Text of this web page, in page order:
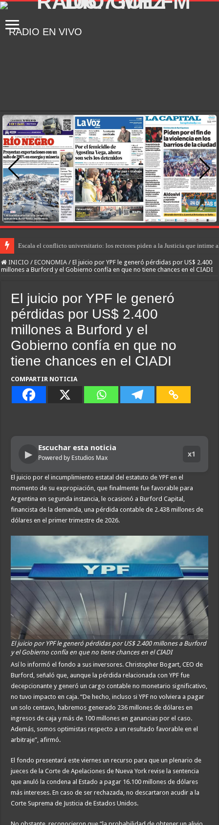
RADIO EN VIVO
Escala el conflicto universitario: los rectores piden a la Justicia que intime
INICIO / ECONOMIA / El juicio por YPF le generó pérdidas por US$ 2.400
millones a Burford y el Gobierno confía en que no tiene chances en el CIADI
El juicio por YPF le generó
pérdidas por US$ 2.400
millones a Burford y el
Gobierno confía en que no
tiene chances en el CIADI
COMPARTIR NOTICIA
▶
Escuchar esta noticia
Powered by Estudios Max x1
El juicio por el incumplimiento estatal del estatuto de YPF en el
momento de su expropiación, que finalmente fue favorable para
Argentina en segunda instancia, le ocasionó a Burford Capital,
financista de la demanda, una pérdida contable de 2.438 millones de
dólares en el primer trimestre de 2026.
El juicio por YPF le generó pérdidas por US$ 2.400 millones a Burford
y el Gobierno confía en que no tiene chances en el CIADI
Así lo informó el fondo a sus inversores. Christopher Bogart, CEO de
Burford, señaló que, aunque la pérdida relacionada con YPF fue
decepcionante y generó un cargo contable no monetario significativo,
no tuvo impacto en caja. “De hecho, incluso si YPF no volviera a pagar
un solo centavo, habremos generado 236 millones de dólares en
ingresos de caja y más de 100 millones en ganancias por el caso.
Además, somos optimistas respecto a un resultado favorable en el
arbitraje”, afirmó.
El fondo presentará este viernes un recurso para que un plenario de
jueces de la Corte de Apelaciones de Nueva York revise la sentencia
que anuló la condena al Estado a pagar 16.100 millones de dólares
más intereses. En caso de ser rechazada, no descartaron acudir a la
Corte Suprema de Justicia de Estados Unidos.